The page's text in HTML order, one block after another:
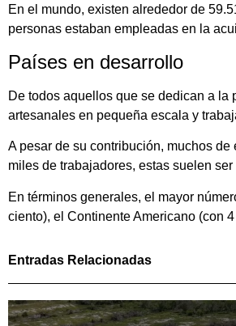
En el mundo, existen alrededor de
personas estaban empleadas en la
Países en desarrollo
De todos aquellos que se dedican a
artesanales en pequeña escala y
A pesar de su contribución, muchos
miles de trabajadores, estas suelen
En términos generales, el mayor
ciento), el Continente Americano (con
Entradas Relacionadas